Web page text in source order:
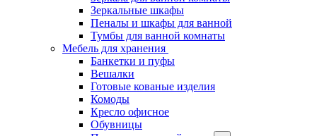
Зеркальные шкафы
Пеналы и шкафы для ванной
Тумбы для ванной комнаты
Мебель для хранения
Банкетки и пуфы
Вешалки
Готовые кованые изделия
Комоды
Кресло офисное
Обувницы